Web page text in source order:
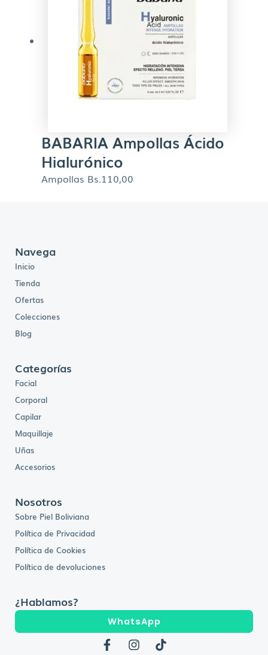
BABARIA Ampollas Ácido
Hialurónico
Ampollas Bs.110,00
Navega
Inicio
Tienda
Ofertas
Colecciones
Blog
Categorías
Facial
Corporal
Capilar
Maquillaje
Uñas
Accesorios
Nosotros
Sobre Piel Boliviana
Política de Privacidad
Política de Cookies
Política de devoluciones
¿Hablamos?
WhatsApp
F
a
I
n
T
i